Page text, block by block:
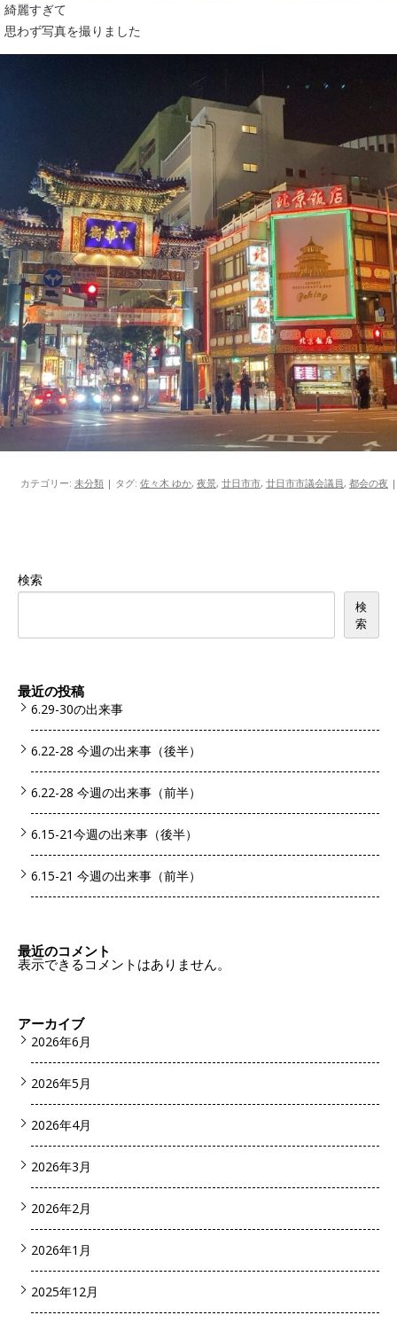
綺麗すぎて
思わず写真を撮りました
カテゴリー: 未分類 | タグ: 佐々木 ゆか, 夜景, 廿日市市, 廿日市市議会議員, 都会の夜 |
検索
検
索
最近の投稿
6.29-30の出来事
6.22-28 今週の出来事（後半）
6.22-28 今週の出来事（前半）
6.15-21今週の出来事（後半）
6.15-21 今週の出来事（前半）
最近のコメント
表示できるコメントはありません。
アーカイブ
2026年6月
2026年5月
2026年4月
2026年3月
2026年2月
2026年1月
2025年12月